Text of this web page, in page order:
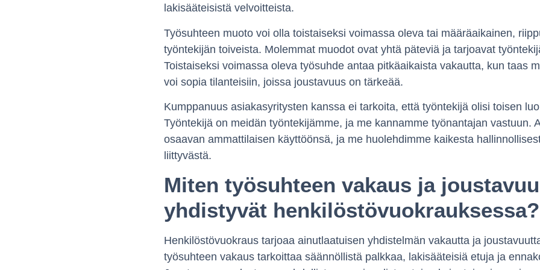
lakisääteisistä velvoitteista.
Työsuhteen muoto voi olla toistaiseksi voimassa oleva tai määräaikainen,
työntekijän toiveista. Molemmat muodot ovat yhtä päteviä ja tarjoavat
Toistaiseksi voimassa oleva työsuhde antaa pitkäaikaista vakautta, kun taas
voi sopia tilanteisiin, joissa joustavuus on tärkeää.
Kumppanuus asiakasyritysten kanssa ei tarkoita, että työntekijä olisi toisen
Työntekijä on meidän työntekijämme, ja me kannamme työnantajan vastuun.
osaavan ammattilaisen käyttöönsä, ja me huolehdimme kaikesta
liittyvästä.
Miten työsuhteen vakaus ja
yhdistyvät henkilöstövuokrauksessa?
Henkilöstövuokraus tarjoaa ainutlaatuisen yhdistelmän vakautta ja
työsuhteen vakaus tarkoittaa säännöllistä palkkaa, lakisääteisiä etuja ja